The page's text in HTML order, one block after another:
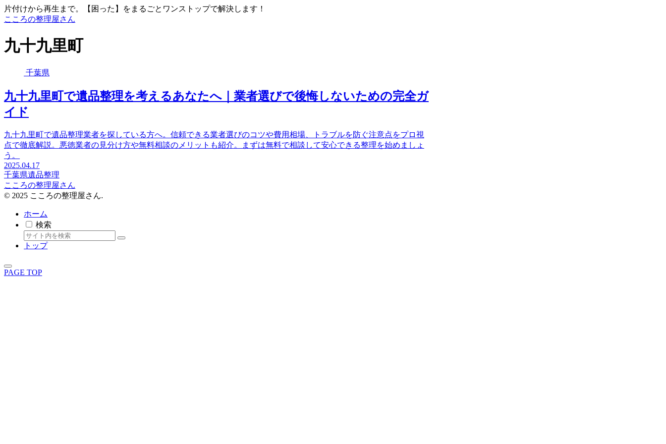
片付けから再生まで。【困った】をまるごとワンストップで解決します！
こころの整理屋さん
九十九里町
千葉県
九十九里町で遺品整理を考えるあなたへ｜業者選びで後悔しないための完全ガ
イド
九十九里町で遺品整理業者を探している方へ。信頼できる業者選びのコツや費用相場、トラブルを防ぐ注意点をプロ視
点で徹底解説。悪徳業者の見分け方や無料相談のメリットも紹介。まずは無料で相談して安心できる整理を始めましょ
う。
2025.04.17
千葉県遺品整理
こころの整理屋さん
© 2025 こころの整理屋さん.
ホーム
検索
トップ
PAGE TOP